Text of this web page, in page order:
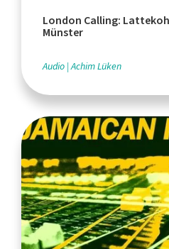
London Calling:
Münster
Audio Achim Lüken